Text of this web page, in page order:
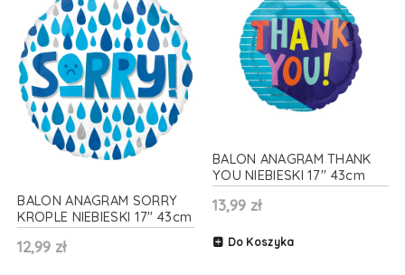
BALON ANAGRAM SORRY
KROPLE NIEBIESKI 17'' 43cm
12,99 zł
BALON ANAGRAM THANK
YOU NIEBIESKI 17'' 43cm
13,99 zł
Do Koszyka